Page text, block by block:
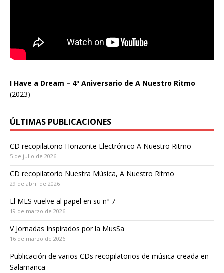
I Have a Dream – 4º Aniversario de A Nuestro Ritmo
(2023)
ÚLTIMAS PUBLICACIONES
CD recopilatorio Horizonte Electrónico A Nuestro Ritmo
5 de julio de 2026
CD recopilatorio Nuestra Música, A Nuestro Ritmo
29 de abril de 2026
El MES vuelve al papel en su nº 7
19 de marzo de 2026
V Jornadas Inspirados por la MusSa
16 de marzo de 2026
Publicación de varios CDs recopilatorios de música creada en
Salamanca